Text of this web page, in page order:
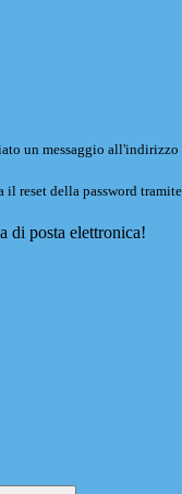
un messaggio
il reset della password
di posta elettronica!